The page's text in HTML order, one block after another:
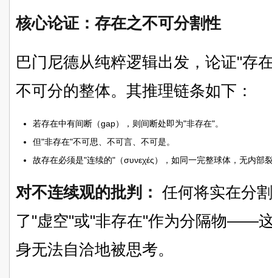
核心论证：存在之不可分割性
巴门尼德从纯粹逻辑出发，论证"存
不可分的整体。其推理链条如下：
若存在中有间断（gap），则间断处即为"非存在"。
但"非存在"不可思、不可言、不可是。
故存在必须是"连续的"（συνεχές），如同一完整球体，无内部
对不连续观的批判： 任何将实在分
了"虚空"或"非存在"作为分隔物——
身无法自洽地被思考。